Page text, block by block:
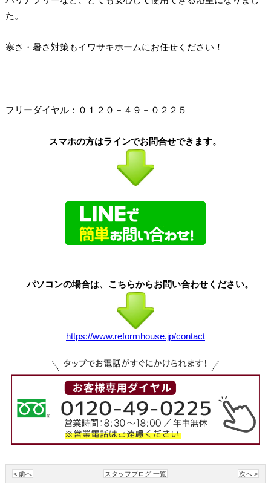
た。
寒さ・暑さ対策もイワサキホームにお任せください！
フリーダイヤル：０１２０－４９－０２２５
スマホの方はラインでお問合せできます。
パソコンの場合は、こちらからお問い合わせください。
https://www.reformhouse.jp/contact
< 前へ 次へ >
スタッフブログ 一覧